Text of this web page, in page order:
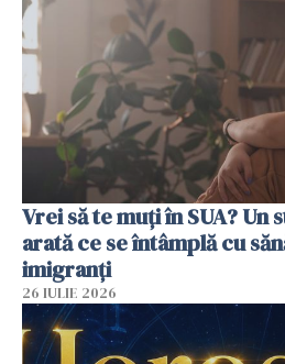
Vrei să te muți în SUA? Un
arată ce se întâmplă cu
imigranți
26 IULIE 2026